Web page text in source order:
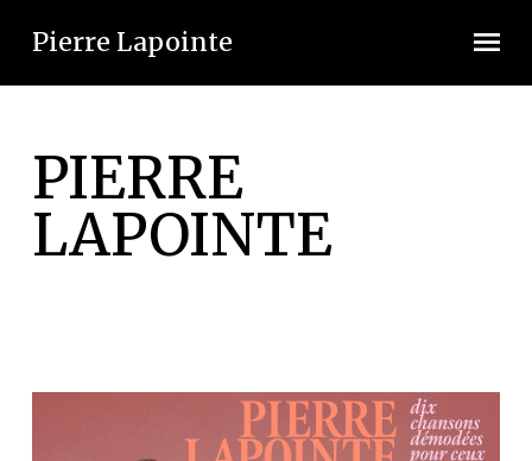
content
navigation
Pierre Lapointe
PIERRE
LAPOINTE